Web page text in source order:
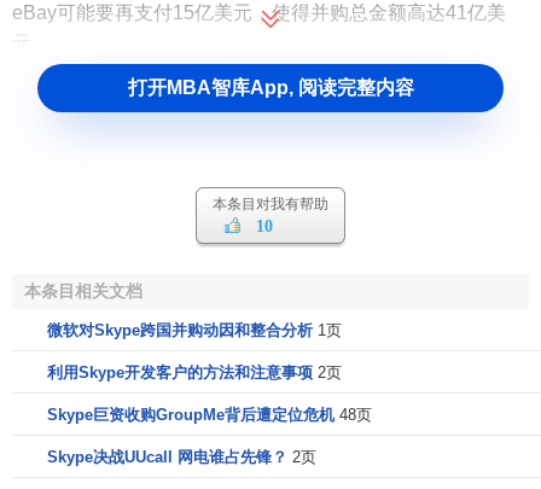
eBay可能要再支付15亿美元，使得并购总金额高达41亿美
在2008年4月，公司推出了用于Windows Mobile的
Skype的相关产品
Skype out
Skypeout可以让用户直接从Skype拨打电话到全球任何
一部普通座机或者手机，而费用只有普通IP电话的十分之
音质清晰
打开MBA智库App, 阅读完整内容
本条目对我有帮助
10
本条目相关文档
微软对Skype跨国并购动因和整合分析 1页
利用Skype开发客户的方法和注意事项 2页
Skype巨资收购GroupMe背后遭定位危机 48页
Skype决战UUcall 网电谁占先锋？ 2页